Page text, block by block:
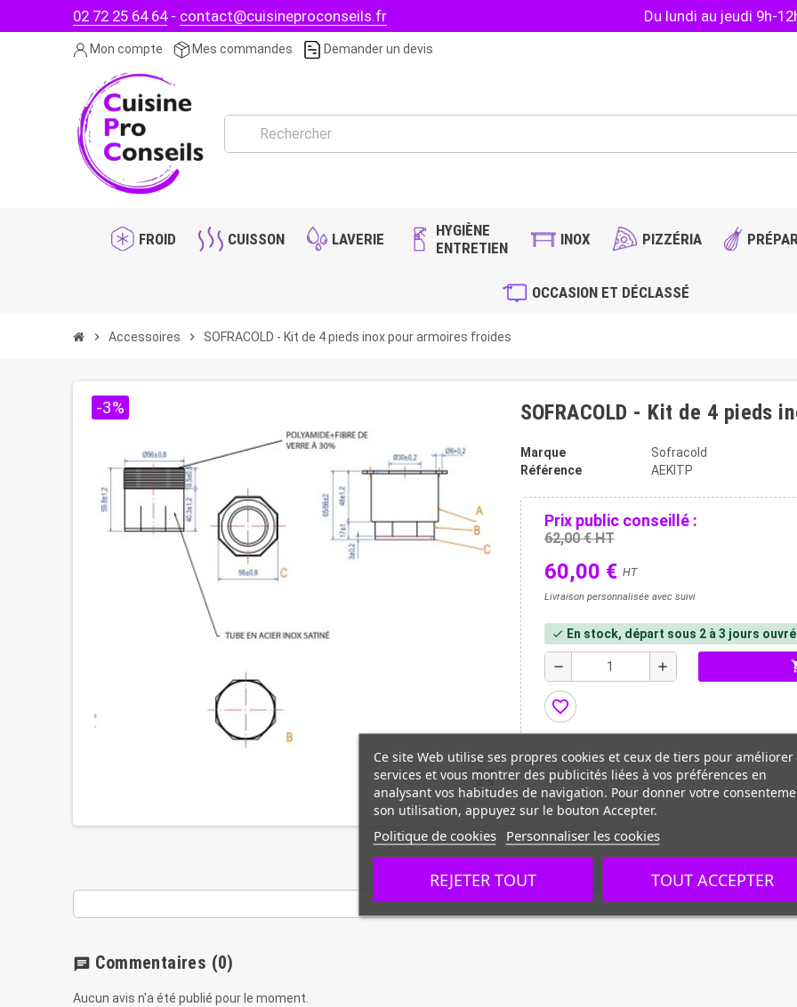
02 72 25 64 64- contact@cuisineproconseils.fr Du lundi au jeudi 9h-
Mon compte Mes commandes Demander un devis
FROID CUISSON LAVERIE
HYGIÈNE
ENTRETIEN
INOX PIZZÉRIA
OCCASION ET DÉCLASSÉ
chevron_right Accessoires chevron_right SOFRACOLD - Kit de 4 pieds inox pour armoires froides
zoom_out_map
-3% SOFRACOLD - Kit de 4 pieds
Marque
Sofracold
Référence
AEKITP
Prix public conseillé :
62,00 € HT
60,00 € HT
Livraison personnalisée avec suivi
check En stock, départ sous 2 à 3 jours
remove add
favorite_border
CARACTÉRISTIQUES DOCUMENTS JOINTS
chat Commentaires (0)
Aucun avis n'a été publié pour le moment.
Ce site Web utilise ses propres cookies et ceux de tiers pour améliorer
services et vous montrer des publicités liées à vos préférences en
analysant vos habitudes de navigation. Pour donner votre
son utilisation, appuyez sur le bouton Accepter.
Politique de cookies Personnaliser les cookies
REJETER TOUT TOUT ACCEPTER